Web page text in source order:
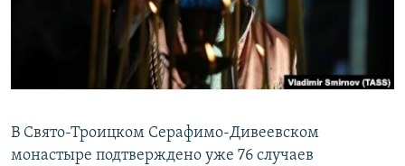
ПОБЕДИТЕЛЕЙ НЕ СУДЯТ?
КРЫМ.НЕПОКОРЕННЫЙ
ПРИСОЕДИНЯЙТЕСЬ!
Все сайты RFE/RL
В Свято-Троицком Серафимо-Дивеевском
монастыре подтверждено уже 76 случаев